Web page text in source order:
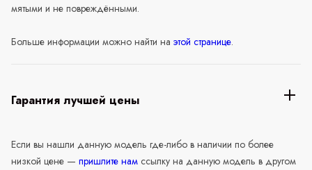
мятыми и не повреждёнными.
Больше информации можно найти на этой странице.
Гарантия лучшей цены
Если вы нашли данную модель где-либо в наличии по более
низкой цене — пришлите нам ссылку на данную модель в другом